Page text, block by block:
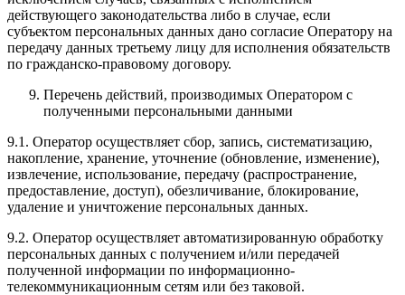
действующего законодательства либо в случае, если
субъектом персональных данных дано согласие Оператору на
передачу данных третьему лицу для исполнения обязательств
по гражданско-правовому договору.
Перечень действий, производимых Оператором с
полученными персональными данными
9.1. Оператор осуществляет сбор, запись, систематизацию,
накопление, хранение, уточнение (обновление, изменение),
извлечение, использование, передачу (распространение,
предоставление, доступ), обезличивание, блокирование,
удаление и уничтожение персональных данных.
9.2. Оператор осуществляет автоматизированную обработку
персональных данных с получением и/или передачей
полученной информации по информационно-
телекоммуникационным сетям или без таковой.